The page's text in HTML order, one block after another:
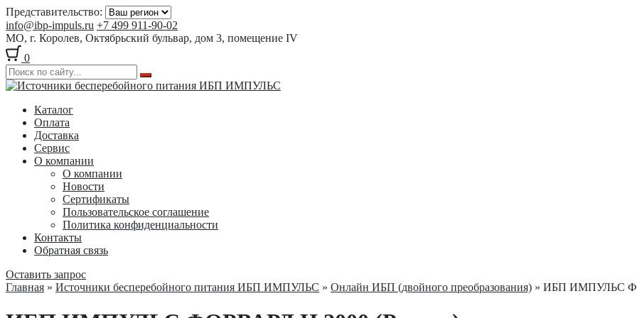
Представительство:
info@ibp-impuls.ru +7 499 911-90-02
МО, г. Королев, Октябрьский бульвар, дом 3, помещение IV
0
Перейти
навигации
Перейти
содержимому
Каталог
Оплата
Доставка
Сервис
О компании
О компании
Новости
Сертификаты
Пользовательское соглашение
Политика конфиденциальности
Контакты
Обратная связь
Оставить запрос
Главная » Источники бесперебойного питания ИБП ИМПУЛЬС » Онлайн ИБП (двойного преобразования) » ИБП ИМПУЛЬС